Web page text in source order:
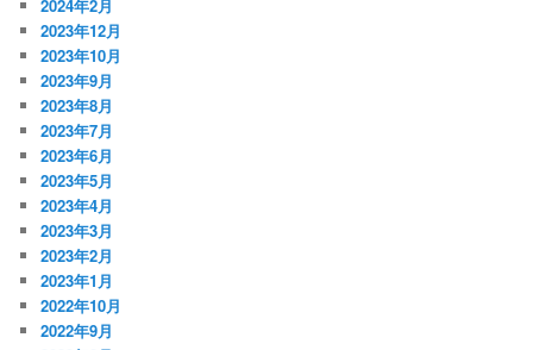
2024年2月
2023年12月
2023年10月
2023年9月
2023年8月
2023年7月
2023年6月
2023年5月
2023年4月
2023年3月
2023年2月
2023年1月
2022年10月
2022年9月